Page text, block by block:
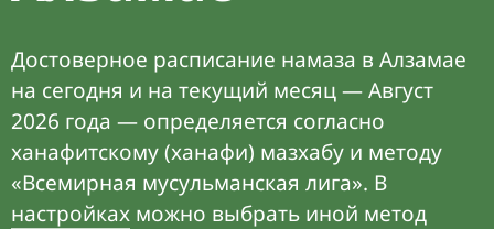
Достоверное расписание намаза в Алзамае
на сегодня и на текущий месяц — Август
2026 года — определяется согласно
ханафитскому (ханафи) мазхабу и методу
«Всемирная мусульманская лига». В
настройках можно выбрать иной метод